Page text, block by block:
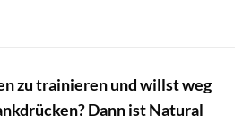
zu trainieren und willst weg
Dann ist Natural